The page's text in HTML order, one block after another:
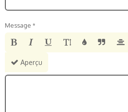
Message
Aperçu